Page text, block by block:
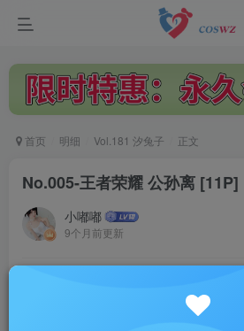
首页 明细 Vol.181 汐兔子 正文
No.005-王者荣耀 公孙离 [11P]
小嘟嘟
9个月前更新
No.005-王者荣耀 公孙离 [11P]